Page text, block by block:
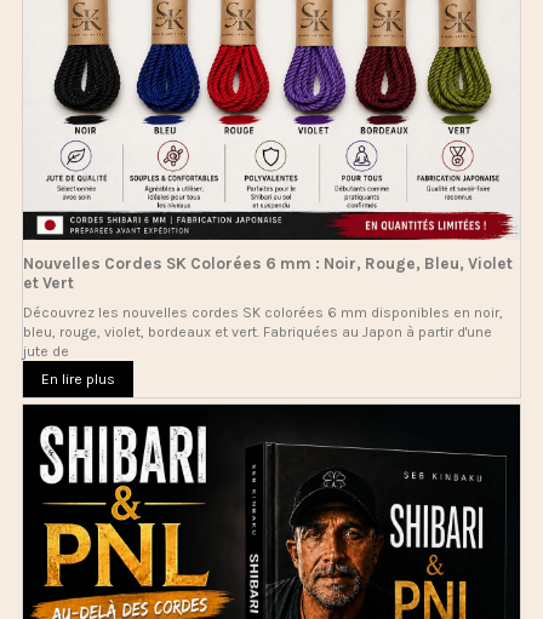
Nouvelles Cordes SK Colorées 6 mm : Noir, Rouge, Bleu, Violet
et Vert
Découvrez les nouvelles cordes SK colorées 6 mm disponibles en noir,
bleu, rouge, violet, bordeaux et vert. Fabriquées au Japon à partir d'une
jute de
En lire plus